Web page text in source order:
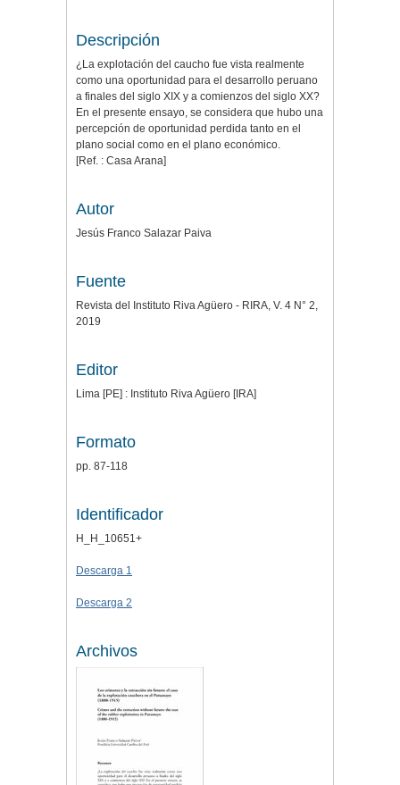
Descripción
¿La explotación del caucho fue vista realmente
como una oportunidad para el desarrollo peruano
a finales del siglo XIX y a comienzos del siglo XX?
En el presente ensayo, se considera que hubo una
percepción de oportunidad perdida tanto en el
plano social como en el plano económico.
[Ref. : Casa Arana]
Autor
Jesús Franco Salazar Paiva
Fuente
Revista del Instituto Riva Agüero - RIRA, V. 4 N° 2,
2019
Editor
Lima [PE] : Instituto Riva Agüero [IRA]
Formato
pp. 87-118
Identificador
H_H_10651+
Descarga 1
Descarga 2
Archivos